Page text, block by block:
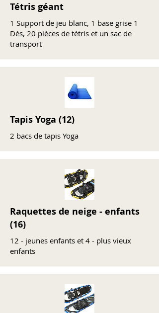
Tétris géant
1 Support de jeu blanc, 1 base grise 1
Dés, 20 pièces de tétris et un sac de
transport
Tapis Yoga (12)
2 bacs de tapis Yoga
Raquettes de neige - enfants
(16)
12 - jeunes enfants et 4 - plus vieux
enfants